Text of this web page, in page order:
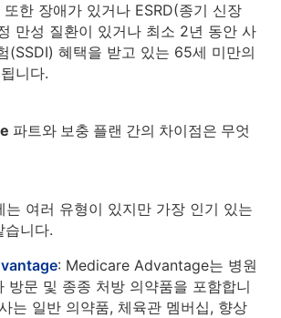
한 장애가 있거나 ESRD(종기 신장
만성 질환이 있거나 최소 2년 동안 사
(SSDI) 혜택을 받고 있는 65세 미만의
니다.
파트와 보충 플랜 간의 차이점은 무엇
여러 유형이 있지만 가장 인기 있는
습니다.
: Medicare Advantage는 병원
방문 및 종종 처방 의약품을 포함합니
는 일반 의약품, 체육관 멤버십, 향상